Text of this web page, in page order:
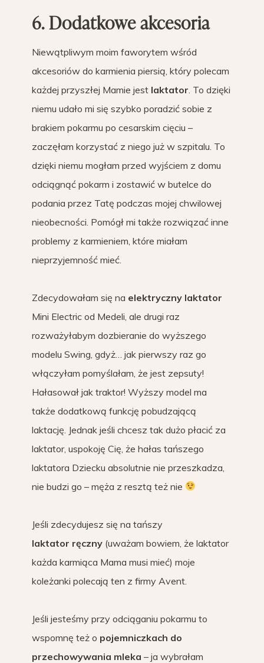
6. Dodatkowe akcesoria
Niewątpliwym moim faworytem wśród
akcesoriów do karmienia piersią, który polecam
każdej przyszłej Mamie jest laktator . To dzięki
niemu udało mi się szybko poradzić sobie z
brakiem pokarmu po cesarskim cięciu –
zaczęłam korzystać z niego już w szpitalu. To
dzięki niemu mogłam przed wyjściem z domu
odciągnąć pokarm i zostawić w butelce do
podania przez Tatę podczas mojej chwilowej
nieobecności. Pomógł mi także rozwiązać inne
problemy z karmieniem, które miałam
nieprzyjemność mieć.
Zdecydowałam się na elektryczny laktator
Mini Electric od Medeli, ale drugi raz
rozważyłabym dozbieranie do wyższego
modelu Swing, gdyż… jak pierwszy raz go
włączyłam pomyślałam, że jest zepsuty!
Hałasował jak traktor! Wyższy model ma
także dodatkową funkcję pobudzającą
laktację. Jednak jeśli chcesz tak dużo płacić za
laktator, uspokoję Cię, że hałas tańszego
laktatora Dziecku absolutnie nie przeszkadza,
nie budzi go – męża z resztą też nie
Jeśli zdecydujesz się na tańszy
laktator ręczny (uważam bowiem, że laktator
każda karmiąca Mama musi mieć) moje
koleżanki polecają ten z firmy Avent.
Jeśli jesteśmy przy odciąganiu pokarmu to
wspomnę też o pojemniczkach do
przechowywania mleka – ja wybrałam